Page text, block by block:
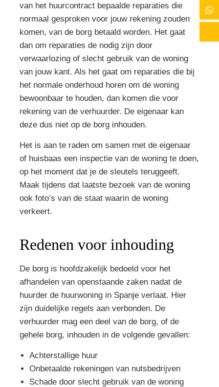
van het huurcontract bepaalde reparaties die
normaal gesproken voor jouw rekening zouden
komen, van de borg betaald worden. Het gaat
dan om reparaties de nodig zijn door
verwaarlozing of slecht gebruik van de woning
van jouw kant. Als het gaat om reparaties die bij
het normale onderhoud horen om de woning
bewoonbaar te houden, dan komen die voor
rekening van de verhuurder. De eigenaar kan
deze dus niet op de borg inhouden.
Het is aan te raden om samen met de eigenaar
of huisbaas een inspectie van de woning te doen,
op het moment dat je de sleutels teruggeeft.
Maak tijdens dat laatste bezoek van de woning
ook foto’s van de staat waarin de woning
verkeert.
Redenen voor inhouding
De borg is hoofdzakelijk bedoeld voor het
afhandelen van openstaande zaken nadat de
huurder de huurwoning in Spanje verlaat. Hier
zijn duidelijke regels aan verbonden. De
verhuurder mag een deel van de borg, of de
gehele borg, inhouden in de volgende gevallen:
Achterstallige huur
Onbetaalde rekeningen van nutsbedrijven
Schade door slecht gebruik van de woning